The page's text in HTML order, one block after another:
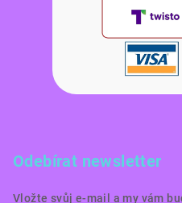
Odebírat newsletter
Vložte svůj e-mail a my vám